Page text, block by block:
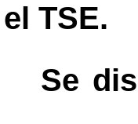
el TSE.
Se